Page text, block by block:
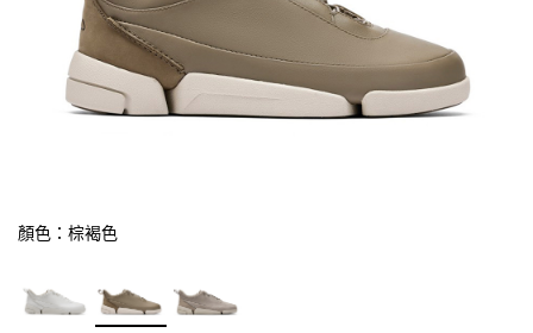
顏色：棕褐色